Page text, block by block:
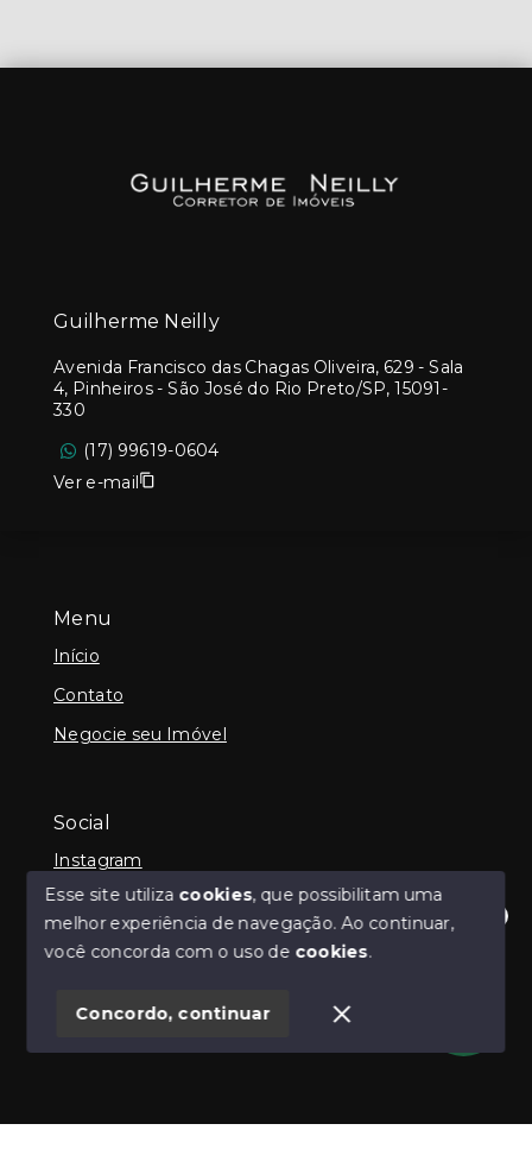
Olá! Estamos disponíveis para te ajudar.
Menu
Início
Contato
Negocie seu Imóvel
Social
Instagram
© Copyright 2026 - Guilherme Neilly - Todos os
SITE PARA IMOBILIARIA
Guilherme Neilly
Avenida Francisco das Chagas Oliveira, 629 - Sala
4, Pinheiros - São José do Rio Preto/SP, 15091-
330
(17) 99619-0604
Ver e-mail
Esse site utiliza cookies, que possibilitam uma
melhor experiência de navegação.Ao continuar,
você concorda com o uso de cookies.
Concordo, continuar